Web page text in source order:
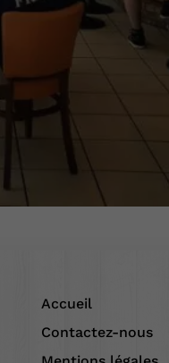
Accueil
Contactez-nous